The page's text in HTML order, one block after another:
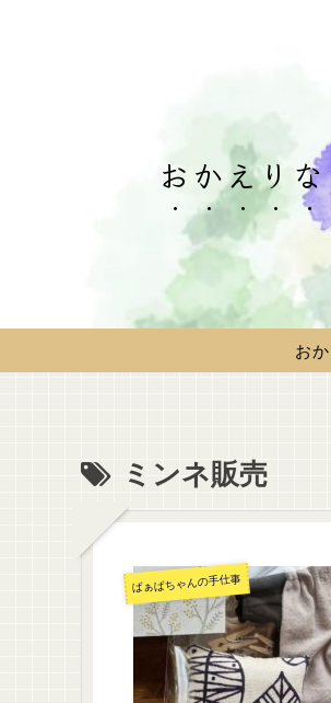
おかえり
お
ミンネ販売
ばぁばちゃんの手仕事